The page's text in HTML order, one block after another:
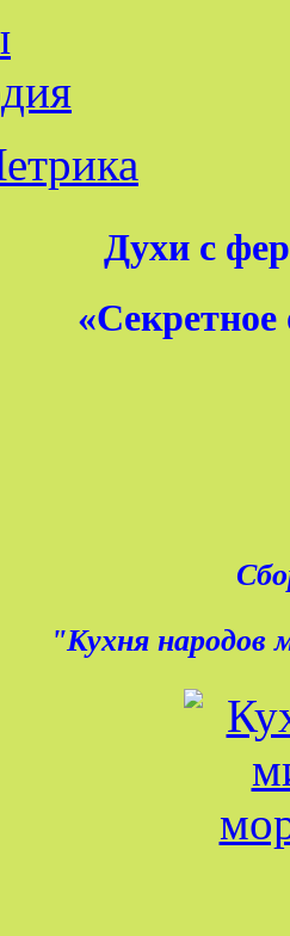
Духи с
"Кухня народов